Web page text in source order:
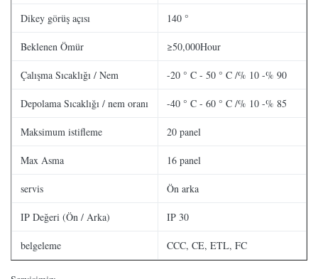
Dikey görüş açısı 140 °
Beklenen Ömür ≥50,000Hour
Çalışma Sıcaklığı / Nem -20 ° C - 50 ° C /% 10 -% 90
Depolama Sıcaklığı / nem oranı -40 ° C - 60 ° C /% 10 -% 85
Maksimum istifleme 20 panel
Max Asma 16 panel
servis Ön arka
IP Değeri (Ön / Arka) IP 30
belgeleme CCC, CE, ETL, FC